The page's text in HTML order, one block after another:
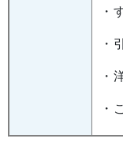
・
・
・
・